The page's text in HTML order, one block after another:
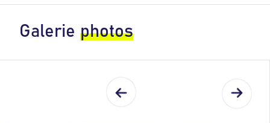
Galerie photos